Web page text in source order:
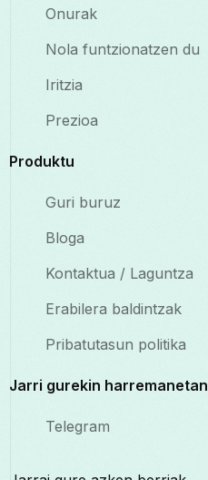
Onurak
Nola funtzionatzen du
Iritzia
Prezioa
Produktu
Guri buruz
Bloga
Kontaktua / Laguntza
Erabilera baldintzak
Pribatutasun politika
Jarri gurekin harremanetan
Telegram